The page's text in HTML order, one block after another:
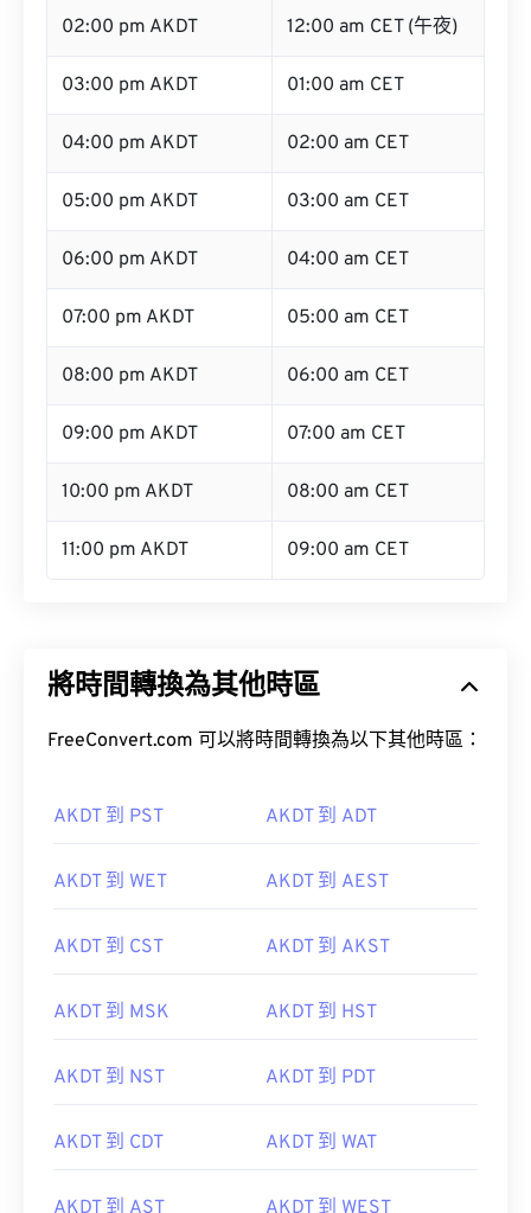
02:00 pm AKDT 12:00 am CET (午夜)
03:00 pm AKDT 01:00 am CET
04:00 pm AKDT 02:00 am CET
05:00 pm AKDT 03:00 am CET
06:00 pm AKDT 04:00 am CET
07:00 pm AKDT 05:00 am CET
08:00 pm AKDT 06:00 am CET
09:00 pm AKDT 07:00 am CET
10:00 pm AKDT 08:00 am CET
11:00 pm AKDT 09:00 am CET
將時間轉換為其他時區
FreeConvert.com 可以將時間轉換為以下其他時區：
AKDT 到 PST AKDT 到 ADT
AKDT 到 WET AKDT 到 AEST
AKDT 到 CST AKDT 到 AKST
AKDT 到 MSK AKDT 到 HST
AKDT 到 NST AKDT 到 PDT
AKDT 到 CDT AKDT 到 WAT
AKDT 到 AST AKDT 到 WEST